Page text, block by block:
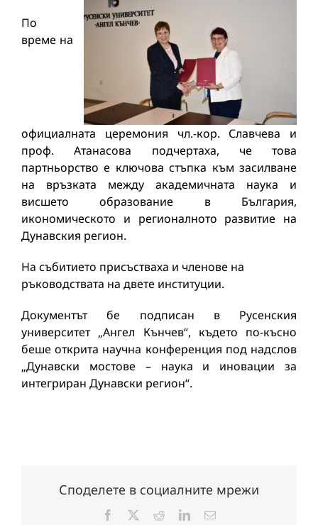
По
време на
официалната церемония чл.-кор. Славчева и
проф. Атанасова подчертаха, че това
партньорство е ключова стъпка към засилване
на връзката между академичната наука и
висшето образование в България,
икономическото и регионалното развитие на
Дунавския регион.
На събитието присъстваха и членове на
ръководствата на двете институции.
Документът бе подписан в Русенския
университет „Ангел Кънчев“, където по-късно
беше открита научна конференция под надслов
„Дунавски мостове – наука и иновации за
интегриран Дунавски регион“.
Споделете в социалните мрежи
Facebook RedditLinkedInЕлектронна